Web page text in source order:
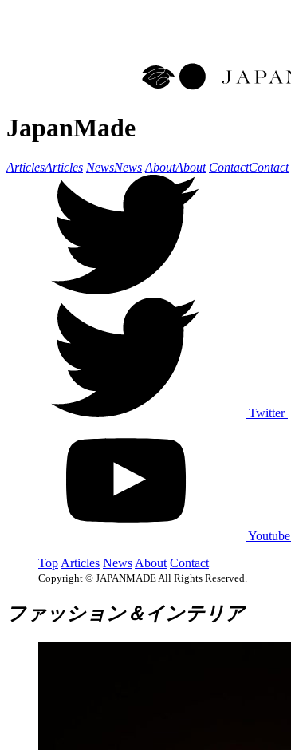
JapanMade
ArticlesArticles NewsNews AboutAbout ContactContact
Twitter
Youtube
Top Articles News About Contact
Copyright © JAPANMADE All Rights Reserved.
ファッション＆インテリア